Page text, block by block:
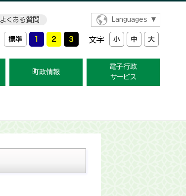
よくある質問 Languages
文字
町政情報
電子行政
サービス